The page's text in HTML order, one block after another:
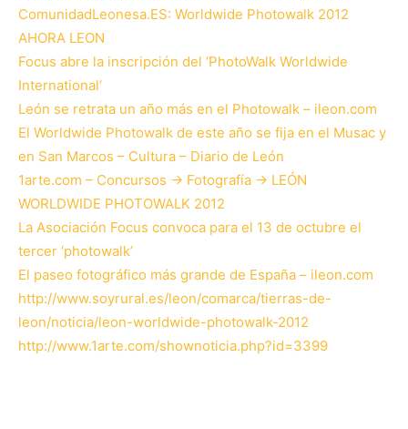
ComunidadLeonesa.ES: Worldwide Photowalk 2012
AHORA LEON
Focus abre la inscripción del ‘PhotoWalk Worldwide
International’
León se retrata un año más en el Photowalk – ileon.com
El Worldwide Photowalk de este año se fija en el Musac y
en San Marcos – Cultura – Diario de León
1arte.com – Concursos -> Fotografía -> LEÓN
WORLDWIDE PHOTOWALK 2012
La Asociación Focus convoca para el 13 de octubre el
tercer ‘photowalk’
El paseo fotográfico más grande de España – ileon.com
http://www.soyrural.es/leon/comarca/tierras-de-
leon/noticia/leon-worldwide-photowalk-2012
http://www.1arte.com/shownoticia.php?id=3399